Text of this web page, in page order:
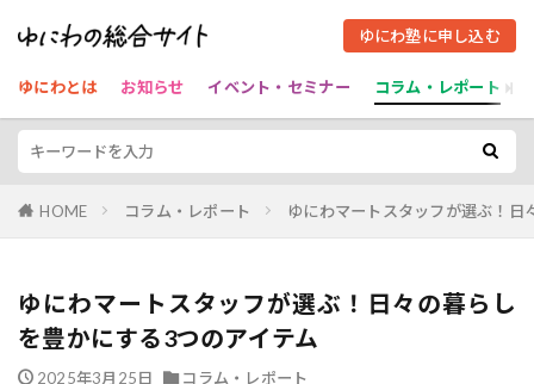
ゆにわ塾に申し込む
ゆにわとは お知らせ イベント・セミナー コラム・レポート
HOME コラム・レポート ゆにわマートスタッフが選ぶ！
ゆにわマートスタッフが選ぶ！日々の暮らし
を豊かにする3つのアイテム
2025年3月25日 コラム・レポート